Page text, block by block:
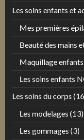
Les soins enfants et
Mes premières
Beauté des mains
Maquillage
Les soins enfants
Les soins du corps
Les modelages (13)
Les gommages (3)